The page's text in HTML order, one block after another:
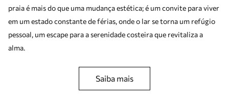
praia é mais do que uma mudança estética; é um convite para viver
em um estado constante de férias, onde o lar se torna um refúgio
pessoal, um escape para a serenidade costeira que revitaliza a
alma.
saiba mais